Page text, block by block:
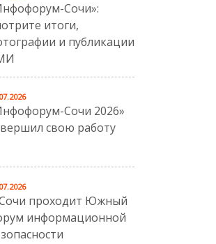
Сочи»:
итоги,
и публикации
Сочи 2026»
свою работу
проходит Южный
информационной